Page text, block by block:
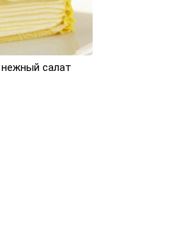
салат